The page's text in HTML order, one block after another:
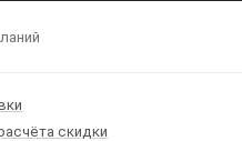
скидки